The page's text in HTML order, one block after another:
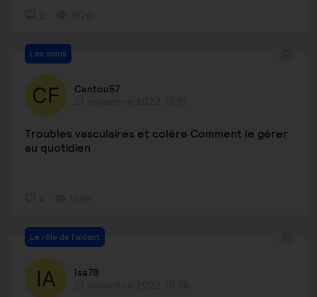
Les soins
Cantou57
Troubles vasculaires et colère Comment le gérer
au quotidien
Le rôle de l'aidant
Isa78